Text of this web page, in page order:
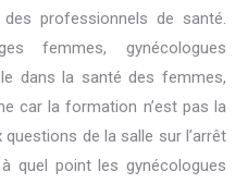
professionnels de santé.
femmes, gynécologues
dans la santé des femmes,
car la formation n’est pas la
de la salle sur l’arrêt
quel point les gynécologues